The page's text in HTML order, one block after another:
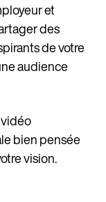
et
des
de votre
audience
bien pensée
vision.
Français (France)